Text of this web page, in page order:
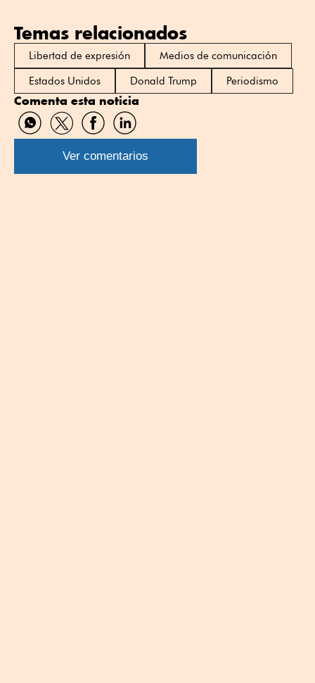
Temas relacionados
Libertad de expresión
Medios de comunicación
Estados Unidos
Donald Trump Periodismo
Comenta esta noticia
Compartir
por
WhatsApp
Compartir
por
Twitter
Compartir
por
Facebook
Compartir
por
Linkedin
Ver comentarios